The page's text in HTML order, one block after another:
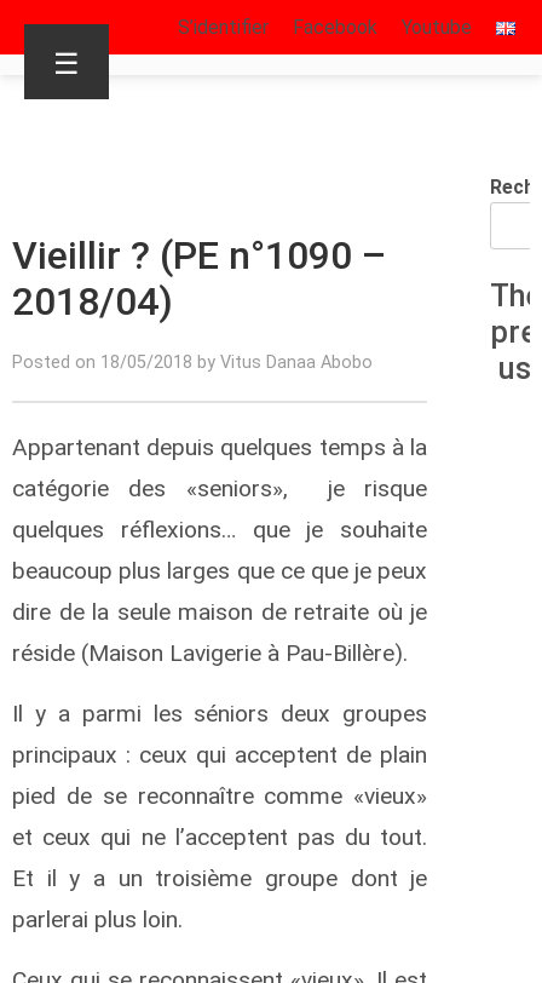
S’identifier Facebook Youtube
☰
Vieillir ? (PE n°1090 –
2018/04)
Posted on 18/05/2018 by Vitus Danaa Abobo
Appartenant depuis quelques temps à la
catégorie des «seniors», je risque
quelques réflexions… que je souhaite
beaucoup plus larges que ce que je peux
dire de la seule maison de retraite où je
réside (Maison Lavigerie à Pau-Billère).
Il y a parmi les séniors deux groupes
principaux : ceux qui acceptent de plain
pied de se reconnaître comme «vieux»
et ceux qui ne l’acceptent pas du tout.
Et il y a un troisième groupe dont je
parlerai plus loin.
us